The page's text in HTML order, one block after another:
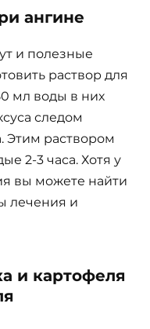
ангине
и полезные
раствор для
мл воды в них
следом
Этим раствором
2-3 часа. Хотя у
вы можете найти
лечения и
и картофеля